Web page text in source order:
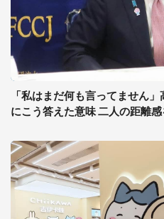
「私はまだ何も言ってません
にこう答えた意味 二人の距離